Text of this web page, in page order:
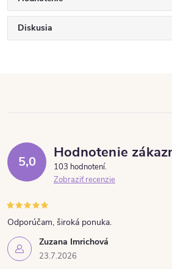
Diskusia
5,0
Hodnotenie
103 hodnotení
Zobraziť recenzie
Zuzana Imrichová
23.7.2026
Odporúčam, široká ponuka.